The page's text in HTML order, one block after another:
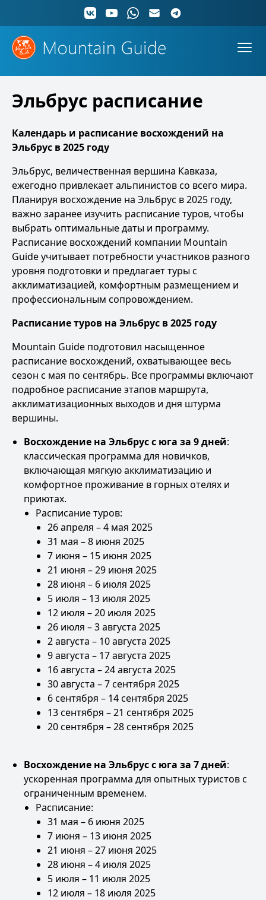
Эльбрус расписание
Календарь и расписание восхождений на
Эльбрус в 2025 году
Эльбрус, величественная вершина Кавказа,
ежегодно привлекает альпинистов со всего мира.
Планируя восхождение на Эльбрус в 2025 году,
важно заранее изучить расписание туров, чтобы
выбрать оптимальные даты и программу.
Расписание восхождений компании Mountain
Guide учитывает потребности участников разного
уровня подготовки и предлагает туры с
акклиматизацией, комфортным размещением и
профессиональным сопровождением.
Расписаниетуров на Эльбрус в 2025 году
Mountain Guide подготовил насыщенное
расписание восхождений, охватывающее весь
сезон с мая по сентябрь. Все программы включают
подробное расписание этапов маршрута,
акклиматизационных выходов и дня штурма
вершины.
Восхождение на Эльбрус с юга за 9 дней:
классическая программа для новичков,
включающая мягкую акклиматизацию и
комфортное проживание в горных отелях и
приютах.
Расписание туров:
26 апреля – 4 мая 2025
31 мая – 8 июня 2025
7 июня – 15 июня 2025
21 июня – 29 июня 2025
28 июня – 6 июля 2025
5 июля – 13 июля 2025
12 июля – 20 июля 2025
26 июля – 3 августа 2025
2 августа – 10 августа 2025
9 августа – 17 августа 2025
16 августа – 24 августа 2025
30 августа – 7 сентября 2025
6 сентября – 14 сентября 2025
13 сентября – 21 сентября 2025
20 сентября – 28 сентября 2025
Восхождение на Эльбрус с юга за 7 дней:
ускоренная программа для опытных туристов с
ограниченным временем.
Расписание:
31 мая – 6 июня 2025
7 июня – 13 июня 2025
21 июня – 27 июня 2025
28 июня – 4 июля 2025
5 июля – 11 июля 2025
12 июля – 18 июля 2025